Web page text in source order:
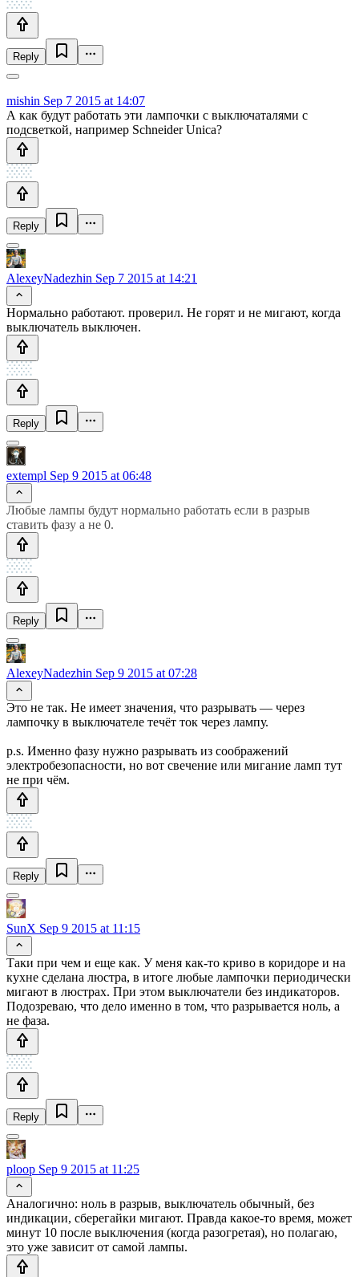
Reply
mishin Sep 7 2015 at 14:07
А как будут работать эти лампочки с выключаталями с
подсветкой, например Schneider Unica?
Reply
AlexeyNadezhin Sep 7 2015 at 14:21
Нормально работают. проверил. Не горят и не мигают, когда
выключатель выключен.
Reply
extempl Sep 9 2015 at 06:48
Любые лампы будут нормально работать если в разрыв
ставить фазу а не 0.
Reply
AlexeyNadezhin Sep 9 2015 at 07:28
Это не так. Не имеет значения, что разрывать — через
лампочку в выключателе течёт ток через лампу.
p.s. Именно фазу нужно разрывать из соображений
электробезопасности, но вот свечение или мигание ламп тут
не при чём.
Reply
SunX Sep 9 2015 at 11:15
Таки при чем и еще как. У меня как-то криво в коридоре и на
кухне сделана люстра, в итоге любые лампочки периодически
мигают в люстрах. При этом выключатели без индикаторов.
Подозреваю, что дело именно в том, что разрывается ноль, а
не фаза.
Reply
ploop Sep 9 2015 at 11:25
Аналогично: ноль в разрыв, выключатель обычный, без
индикации, сберегайки мигают. Правда какое-то время, может
минут 10 после выключения (когда разогретая), но полагаю,
это уже зависит от самой лампы.